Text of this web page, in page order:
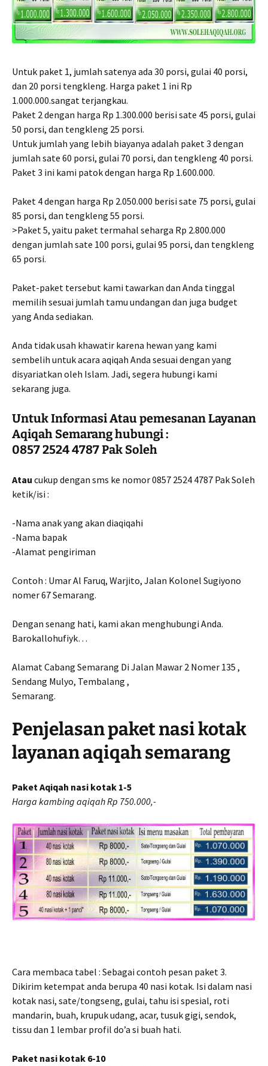
Untuk paket 1, jumlah satenya ada 30 porsi, gulai 40 porsi,
dan 20 porsi tengkleng. Harga paket 1 ini Rp
1.000.000.sangat terjangkau.
Paket 2 dengan harga Rp 1.300.000 berisi sate 45 porsi, gulai
50 porsi, dan tengkleng 25 porsi.
Untuk jumlah yang lebih biayanya adalah paket 3 dengan
jumlah sate 60 porsi, gulai 70 porsi, dan tengkleng 40 porsi.
Paket 3 ini kami patok dengan harga Rp 1.600.000.
Paket 4 dengan harga Rp 2.050.000 berisi sate 75 porsi, gulai
85 porsi, dan tengkleng 55 porsi.
>Paket 5, yaitu paket termahal seharga Rp 2.800.000
dengan jumlah sate 100 porsi, gulai 95 porsi, dan tengkleng
65 porsi.
Paket-paket tersebut kami tawarkan dan Anda tinggal
memilih sesuai jumlah tamu undangan dan juga budget
yang Anda sediakan.
Anda tidak usah khawatir karena hewan yang kami
sembelih untuk acara aqiqah Anda sesuai dengan yang
disyariatkan oleh Islam. Jadi, segera hubungi kami
sekarang juga.
Untuk Informasi Atau pemesananLayanan
Aqiqah Semaranghubungi :
0857 2524 4787 Pak Soleh
Atau cukup dengan sms ke nomor 0857 2524 4787 Pak Soleh
ketik/isi :
-Nama anak yang akan diaqiqahi
-Nama bapak
-Alamat pengiriman
Contoh : Umar Al Faruq, Warjito, Jalan Kolonel Sugiyono
nomer 67 Semarang.
Dengan senang hati, kami akan menghubungi Anda.
Barokallohufiyk…
Alamat Cabang Semarang Di Jalan Mawar 2 Nomer 135 ,
Sendang Mulyo, Tembalang ,
Semarang.
Penjelasan paket nasi kotak
layanan aqiqah semarang
Paket Aqiqah nasi kotak 1-5
Harga kambing aqiqah Rp 750.000,-
Cara membaca tabel : Sebagai contoh pesan paket 3.
Dikirim ketempat anda berupa 40 nasi kotak. Isi dalam nasi
kotak nasi, sate/tongseng, gulai, tahu isi spesial, roti
mandarin, buah, krupuk udang, acar, tusuk gigi, sendok,
tissu dan 1 lembar profil do’a si buah hati.
Paket nasi kotak 6-10